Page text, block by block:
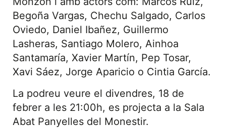
Begoña Vargas, Chechu Salgado, Carlos
Oviedo, Daniel Ibañez, Guillermo
Lasheras, Santiago Molero, Ainhoa
Santamaría, Xavier Martín, Pep Tosar,
Xavi Sáez, Jorge Aparicio o Cintia García.
La podreu veure el divendres, 18 de
febrer a les 21:00h, es projecta a la Sala
Abat Panyelles del Monestir.